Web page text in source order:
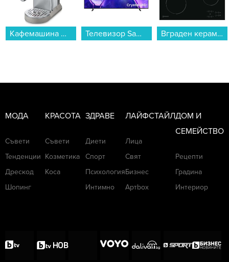
Кафемашина DeLonghi EC890.M... Телевизор Samsung UE50U8072FUXXH , 125 см, 3840x2160 UHD-4K , 50 inch, LED , Smart TV , Tizen... Вграден керамичен плот Indesit RI 161 C , Електрически...
МОДА
Съвети
Тенденции
Дрескод
Шопинг
КРАСОТА
Съвети
Козметика
Коса
ЗДРАВЕ
Диети
Спорт
Психология
Интимно
ЛАЙФСТАЙЛ
Лица
Свят
Бизнес
Артbox
ДОМ И
СЕМЕЙСТВО
Рецепти
Градина
Интериор